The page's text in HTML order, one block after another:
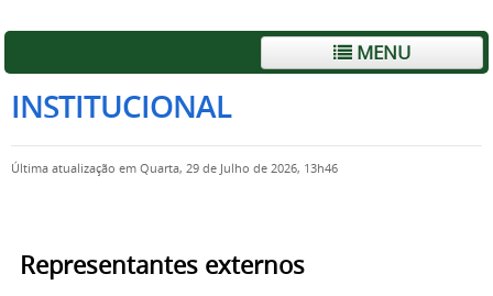
MENU
INSTITUCIONAL
Última atualização em Quarta, 29 de Julho de 2026, 13h46
Representantes externos